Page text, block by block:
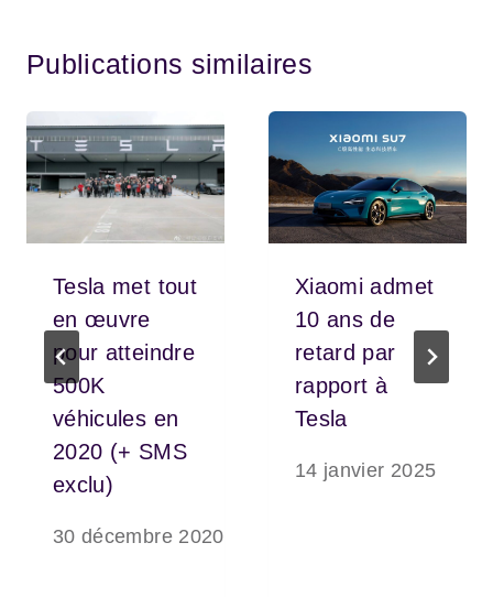
Publications similaires
Tesla met tout
en œuvre
pour atteindre
500K
véhicules en
2020 (+ SMS
exclu)
30 décembre 2020
Xiaomi admet
10 ans de
retard par
rapport à
Tesla
14 janvier 2025